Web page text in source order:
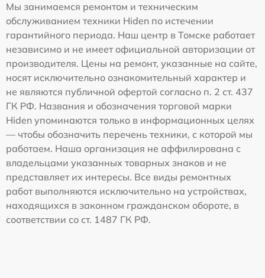
Мы занимаемся ремонтом и техническим
обслуживанием техники Hiden по истечении
гарантийного периода. Наш центр в Томске работает
независимо и не имеет официальной авторизации от
производителя. Цены на ремонт, указанные на сайте,
носят исключительно ознакомительный характер и
не являются публичной офертой согласно п. 2 ст. 437
ГК РФ. Названия и обозначения торговой марки
Hiden упоминаются только в информационных целях
— чтобы обозначить перечень техники, с которой мы
работаем. Наша организация не аффилирована с
владельцами указанных товарных знаков и не
представляет их интересы. Все виды ремонтных
работ выполняются исключительно на устройствах,
находящихся в законном гражданском обороте, в
соответствии со ст. 1487 ГК РФ.